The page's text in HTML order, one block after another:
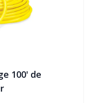
100' de